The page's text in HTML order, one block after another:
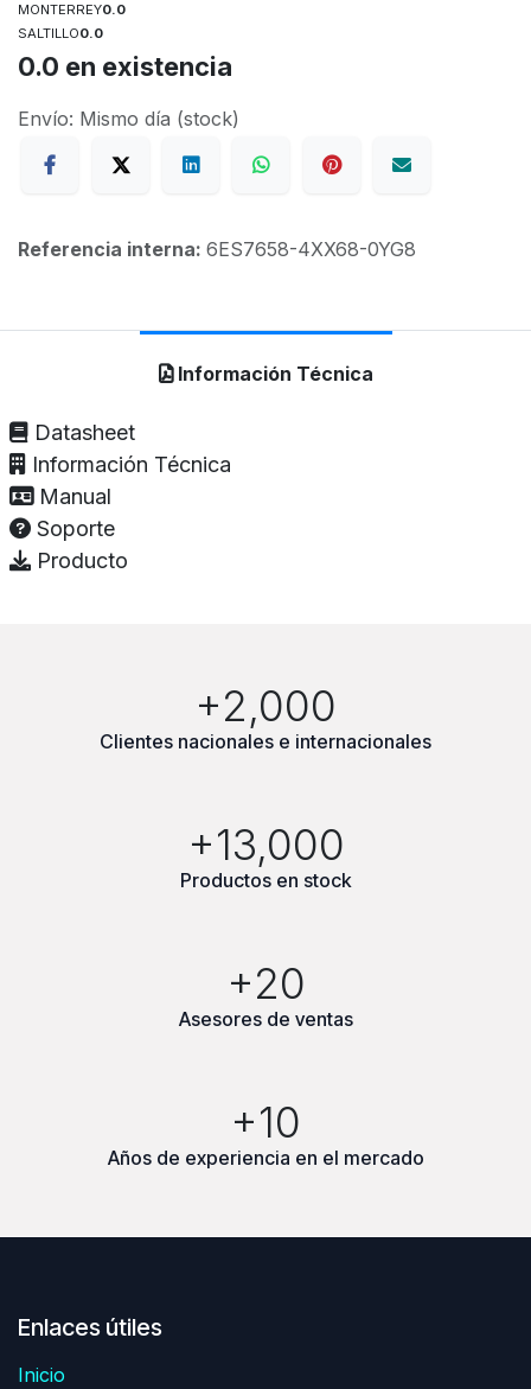
MONTERREY0.0
SALTILLO0.0
0.0 en existencia
Envío: Mismo día (stock)
Referencia interna: 6ES7658-4XX68-0YG8
Información Técnica
Datasheet
Información Técnica
Manual
Soporte
Producto
+2,000
Clientes nacionales e internacionales
+13,000
Productos en stock
+20
Asesores de ventas
+10
Años de experiencia en el mercado
Enlaces útiles
Inicio